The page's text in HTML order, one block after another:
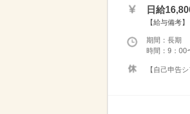
日給
【給与備考
期間：長
時間：9：00
【自己申告